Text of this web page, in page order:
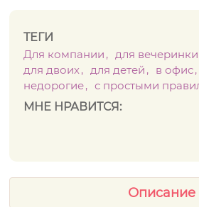
ТЕГИ
Для компании
для вечеринки
для двоих
для детей в офис
недорогие
с простыми
МНЕ НРАВИТСЯ:
Описание